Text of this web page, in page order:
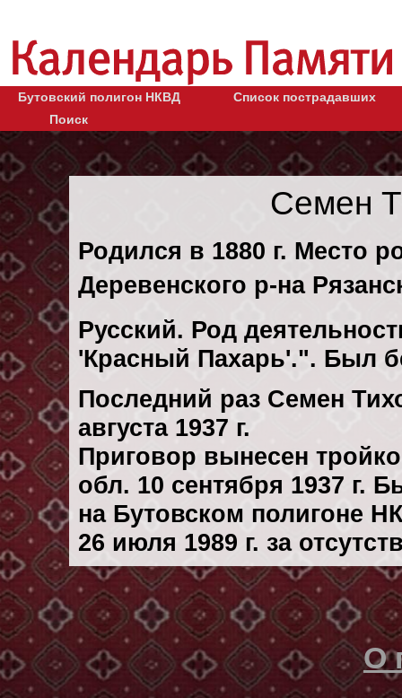
Бутовский полигон НКВД
Список пострадавших
Поиск
Семен
Родился в 1880 г. Место
Деревенского р-на
Русский. Род
'Красный Пахарь'.". Был
Последний раз Семен
августа 1937 г.
Приговор вынесен
обл. 10 сентября 1937 г.
на Бутовском полигоне
26 июля 1989 г. за
О